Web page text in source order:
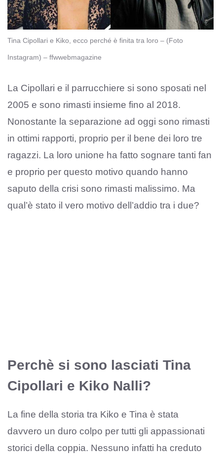
Tina Cipollari e Kiko, ecco perché è finita tra loro – (Foto
Instagram) – ffwwebmagazine
La Cipollari e il parrucchiere si sono sposati nel
2005 e sono rimasti insieme fino al 2018.
Nonostante la separazione ad oggi sono rimasti
in ottimi rapporti, proprio per il bene dei loro tre
ragazzi. La loro unione ha fatto sognare tanti fan
e proprio per questo motivo quando hanno
saputo della crisi sono rimasti malissimo. Ma
qual’è stato il vero motivo dell’addio tra i due?
Perchè si sono lasciati Tina
Cipollari e Kiko Nalli?
La fine della storia tra Kiko e Tina è stata
davvero un duro colpo per tutti gli appassionati
storici della coppia. Nessuno infatti ha creduto